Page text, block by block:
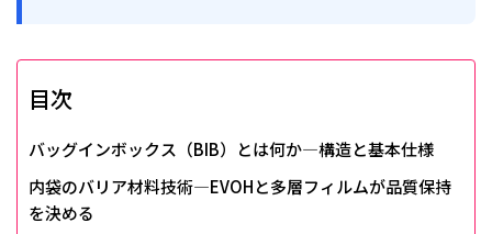
目次
バッグインボックス（BIB）とは何か―構造と基本仕様
内袋のバリア材料技術―EVOHと多層フィルムが品質保持
を決める